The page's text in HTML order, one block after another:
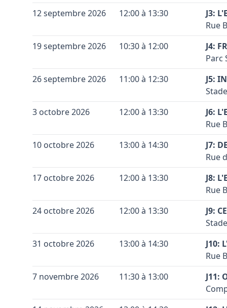
Leaflet|©OpenStreetMapcontributors ©CARTO
Voir
+
Leaflet|©OpenStreetMapcontributors ©
de
Voir
12 septembre 2026 12:00 à 13:30
J3:
Rue
+
Leaflet|©OpenStreetMapcontributors ©CARTO
Voir
19 septembre 2026 10:30 à 12:00
J4:
Parc
+
Voir
26 septembre 2026 11:00 à 12:30
J5:
+
Leaflet|©OpenStreetMapcontributors ©
de
Voir
3 octobre 2026 12:00 à 13:30
J6:
Rue
+
Leaflet|©OpenStreetMapcontributors ©CARTO
Code
Voir
10 octobre 2026 13:00 à 14:30
J7:
Rue
+
Leaflet|©OpenStreetMapcontributors ©CARTO
Voir
17 octobre 2026 12:00 à 13:30
J8:
Rue
+
Code
24 octobre 2026 12:00 à 13:30
J9:
+
Code
31 octobre 2026 13:00 à 14:30
J10:
Rue
+
7 novembre 2026 11:30 à 13:00
J11: